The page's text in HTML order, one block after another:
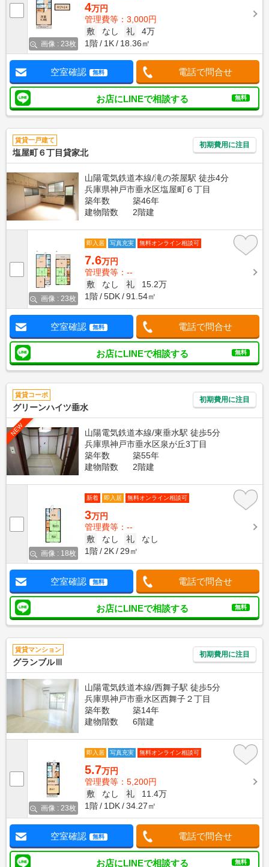
画像 : 23枚
4万円
管理費等：3,000円
敷
なし 礼
4万
1階
1K 18.36㎡
空室確認 無料 電話で問合せ
お店にLINEで相談する 無料
賃貸一戸建て
塩屋町６丁目貸家北
初期費用に注目
山陽電気鉄道本線/滝の茶屋駅 徒歩4分
兵庫県神戸市垂水区塩屋町６丁目
築年数
築46年
建物階数
2階建
画像 : 23枚
即入居 写真充実 無料オンライン相談可
7.6万円
管理費等：--
敷
なし 礼
15.2万
1階
5DK 91.54㎡
空室確認 無料 電話で問合せ
お店にLINEで相談する 無料
賃貸コーポ
グリーンハイツ垂水
初期費用に注目
NEW
山陽電気鉄道本線/東垂水駅 徒歩5分
兵庫県神戸市垂水区泉が丘3丁目
築年数
築55年
建物階数
2階建
画像 : 18枚
新着 即入居 無料オンライン相談可
3万円
管理費等：--
敷
なし 礼
なし
1階
2K 29㎡
空室確認 無料 電話で問合せ
お店にLINEで相談する 無料
賃貸マンション
グランブルⅢ
初期費用に注目
山陽電気鉄道本線/西舞子駅 徒歩5分
兵庫県神戸市垂水区西舞子２丁目
築年数
築14年
建物階数
6階建
画像 : 23枚
即入居 写真充実 無料オンライン相談可
5.7万円
管理費等：5,200円
敷
なし 礼
11.4万
1階
1DK 34.27㎡
空室確認 無料 電話で問合せ
お店にLINEで相談する 無料